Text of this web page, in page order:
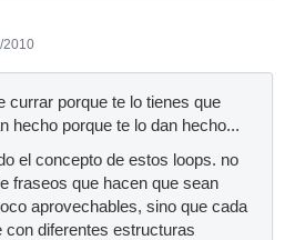
2010
currar porque te lo tienes que
hecho porque te lo dan hecho...
el concepto de estos loops. no
fraseos que hacen que sean
aprovechables, sino que cada
con diferentes estructuras